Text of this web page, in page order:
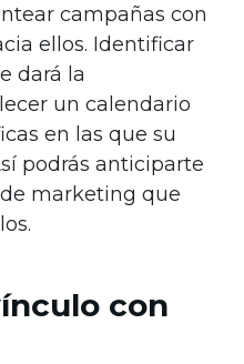
campañas con
ellos. Identificar
dará la
un calendario
en las que su
podrás anticiparte
marketing que
con